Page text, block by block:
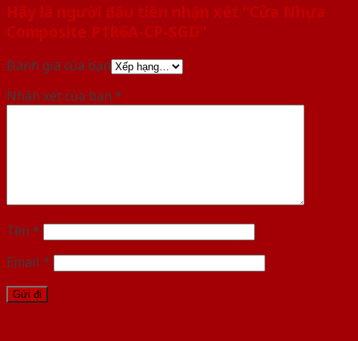
Hãy là người đầu tiên nhận xét “Cửa Nhựa
Composite P1R6A-CP-SGD”
Đánh giá của bạn
Nhận xét của bạn *
Tên *
Email *